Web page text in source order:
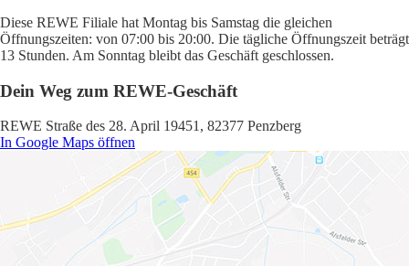
Diese REWE Filiale hat Montag bis Samstag die gleichen
Öffnungszeiten: von 07:00 bis 20:00. Die tägliche Öffnungszeit beträgt
13 Stunden. Am Sonntag bleibt das Geschäft geschlossen.
Dein Weg zum REWE-Geschäft
REWE Straße des 28. April 19451, 82377 Penzberg
In Google Maps öffnen